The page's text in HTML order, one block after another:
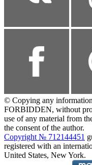
© Copying any
FORBIDDEN, without
use of any material from
the consent of the author.
Copyright № 712144451
registered with an
United States, New York.